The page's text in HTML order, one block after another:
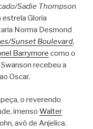
Sadie Thompson
estrela Gloria
Norma Desmond
Sunset Boulevard,
Barrymore como o
recebeu a
Oscar.
o reverendo
imenso Walter
avô de Anjelica.